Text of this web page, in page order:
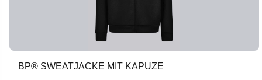
BP® SWEATJACKE MIT KAPUZE